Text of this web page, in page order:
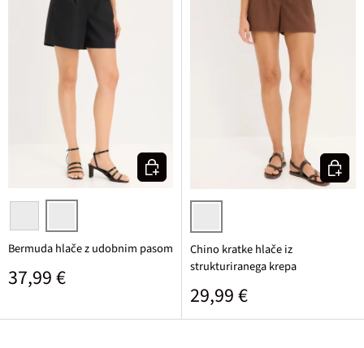
črna olivna
Bermuda hlače z udobnim pasom
Običajna cena
37,99 €
Izberi varianto
rjava
Chino kratke hlače iz
strukturiranega krepa
Običajna cena
29,99 €
Izberi